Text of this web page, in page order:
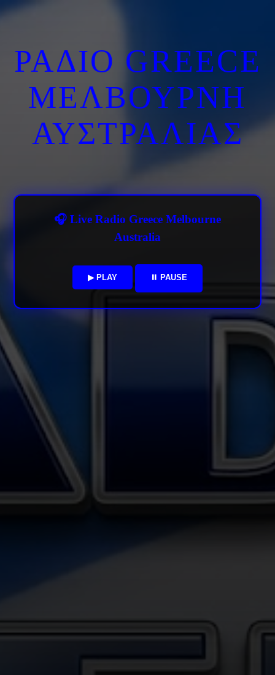
ΡΑΔΙΟ GREECE
ΜΕΛΒΟΥΡΝΗ
ΑΥΣΤΡΑΛΙΑΣ
🎧 Live Radio Greece Melbourne
Australia
▶ PLAY ⏸ PAUSE